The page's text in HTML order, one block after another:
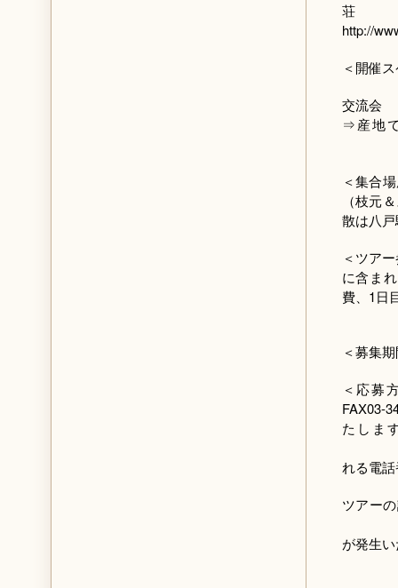
http://
＜開催
交流
⇒産
＜集
（枝
散は八
＜ツ
に含ま
費、1日
＜募
＜応
たし
れる電
ツアー
が発生